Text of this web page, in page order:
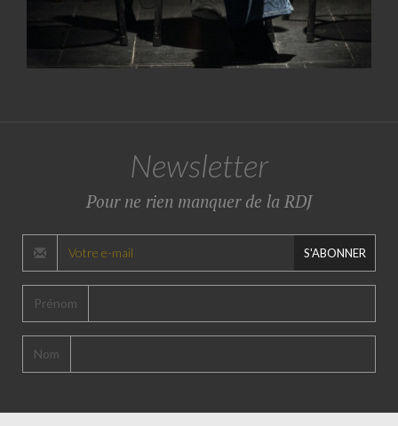
Newsletter
Pour ne rien manquer de la RDJ
S'ABONNER
Prénom
Nom